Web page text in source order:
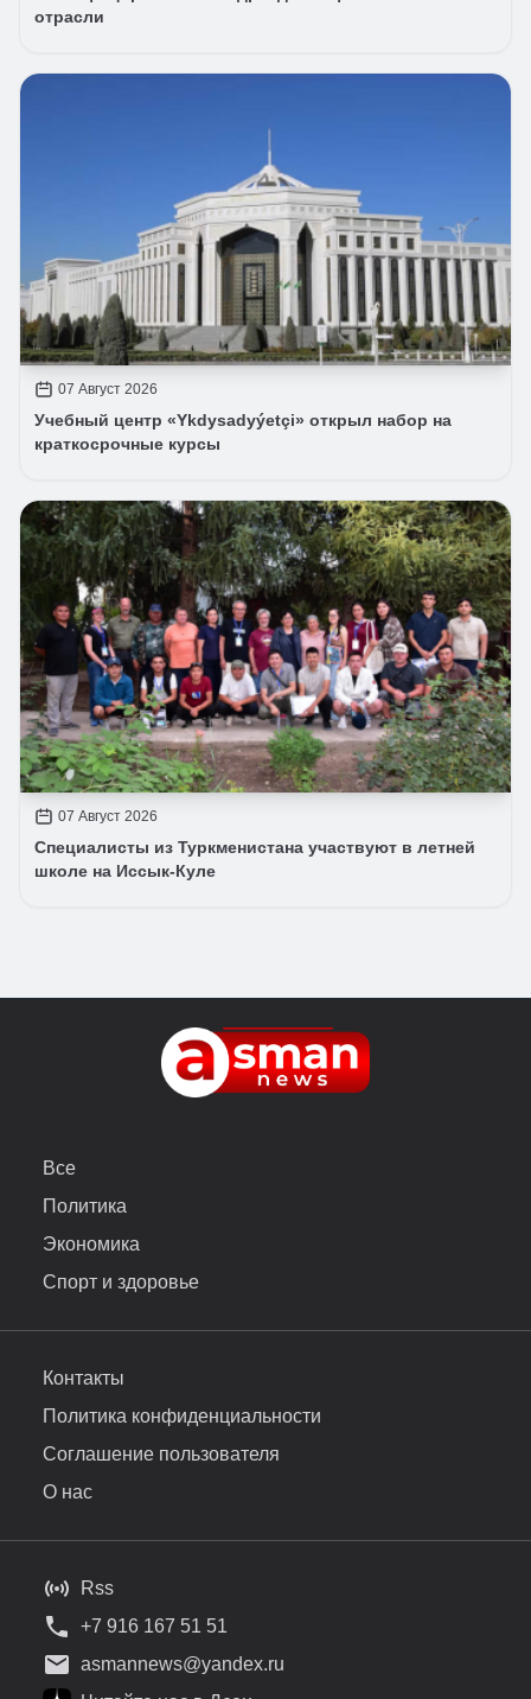
отрасли
07 Август 2026
Учебный центр «Ykdysadyýetçi» открыл набор на
краткосрочные курсы
07 Август 2026
Специалисты из Туркменистана участвуют в летней
школе на Иссык-Куле
Все
Политика
Экономика
Спорт и здоровье
Контакты
Политика конфиденциальности
Соглашение пользователя
О нас
Rss
+7 916 167 51 51
asmannews@yandex.ru